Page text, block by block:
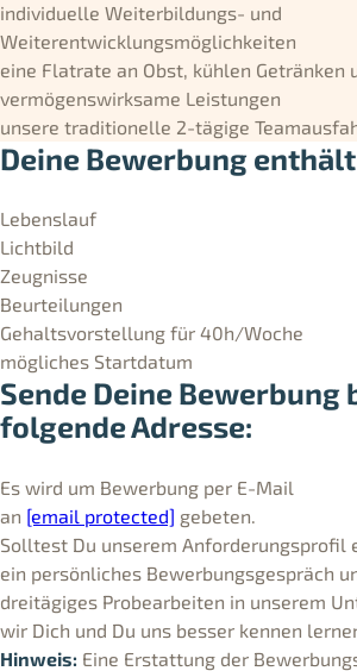
individuelle Weiterbildungs- und
Weiterentwicklungsmöglichkeiten
eine Flatrate an Obst, kühlen Getränken
vermögenswirksame Leistungen
unsere traditionelle 2-tägige
Deine Bewerbung
Lebenslauf
Lichtbild
Zeugnisse
Beurteilungen
Gehaltsvorstellung für 40h/Woche
mögliches Startdatum
Sende Deine Bewerbung
folgende Adresse:
Es wird um Bewerbung per E-Mail
an [email protected] gebeten.
Solltest Du unserem Anforderungsprofil
ein persönliches Bewerbungsgespräch
dreitägiges Probearbeiten in unserem
wir Dich und Du uns besser kennen
Hinweis: Eine Erstattung der